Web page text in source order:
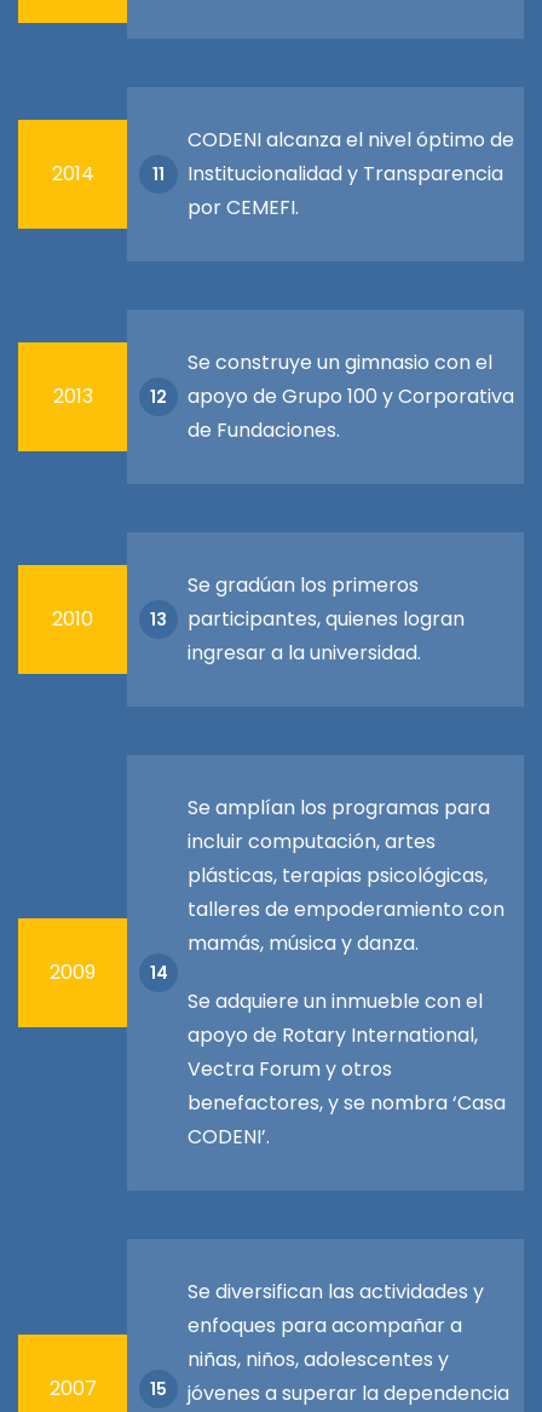
2014 11
CODENI alcanza el nivel óptimo de
Institucionalidad y Transparencia
por CEMEFI.
2013 12
Se construye un gimnasio con el
apoyo de Grupo 100 y Corporativa
de Fundaciones.
2010 13
Se gradúan los primeros
participantes, quienes logran
ingresar a la universidad.
2009 14
Se amplían los programas para
incluir computación, artes
plásticas, terapias psicológicas,
talleres de empoderamiento con
mamás, música y danza.
Se adquiere un inmueble con el
apoyo de Rotary International,
Vectra Forum y otros
benefactores, y se nombra ‘Casa
CODENI’.
2007 15
Se diversifican las actividades y
enfoques para acompañar a
niñas, niños, adolescentes y
jóvenes a superar la dependencia